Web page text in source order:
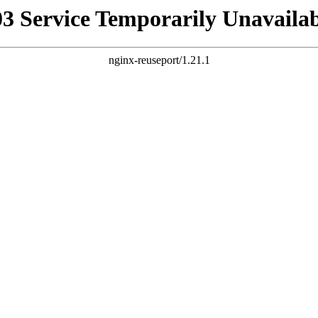
Service Temporarily
nginx-reuseport/1.21.1